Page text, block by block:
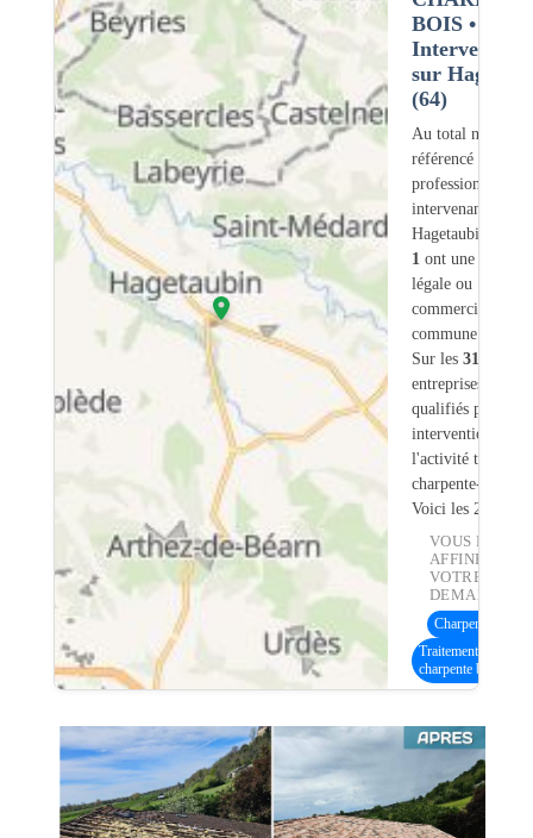
BOIS•
Intervention
sur
(64)
Au total nous
référencé
professionnels
intervenant sur
Hagetaubin (64)
1 ont une adresse
légale ou
commerciale
commune.
Sur les 31
entreprises
qualifiés pour une
intervention sur
l'activité
charpente-bois.
Voici les 20
VOUS
AFFINER
VOTRE
DEMANDE :
Charpente bois
Traitement
charpente bois